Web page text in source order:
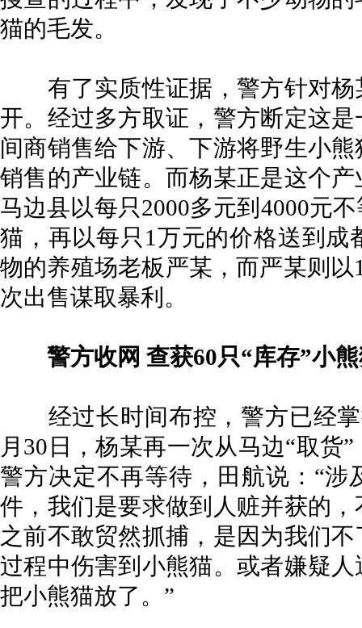
猫的毛发。
有了实质性证据，警方针对杨
开。经过多方取证，警方断定这
间商销售给下游、下游将野生小
销售的产业链。而杨某正是这个
马边县以每只2000多元到4000元
猫，再以每只1万元的价格送到
物的养殖场老板严某，而严某则
次出售谋取暴利。
警方收网 查获60只“库存”小
经过长时间布控，警方已经掌
月30日，杨某再一次从马边“取货
警方决定不再等待，田航说：“
件，我们是要求做到人赃并获的
之前不敢贸然抓捕，是因为我们
过程中伤害到小熊猫。或者嫌疑
把小熊猫放了。”